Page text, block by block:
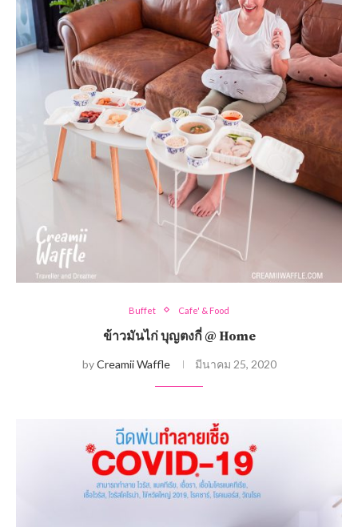
Buffet Cafe' & Food
ข้าวมันไก่ บุญตงกี่ @ Home
byCreamii Waffle มีนาคม 25, 2020